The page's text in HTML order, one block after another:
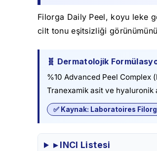
Filorga Daily Peel, koyu leke
cilt tonu eşitsizliği
🧬 Dermatolojik
%10 Advanced Peel Complex
Tranexamik asit ve hyaluronik
✅ Kaynak: Laboratoires
▸ INCI Listesi